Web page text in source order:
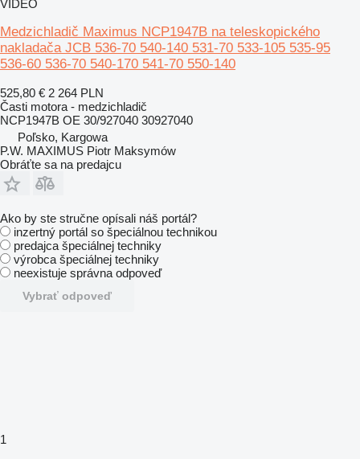
VIDEO
Medzichladič Maximus NCP1947B na teleskopického
nakladača JCB 536-70 540-140 531-70 533-105 535-95
536-60 536-70 540-170 541-70 550-140
525,80 € 2 264 PLN
Časti motora - medzichladič
NCP1947B OE 30/927040 30927040
Poľsko, Kargowa
P.W. MAXIMUS Piotr Maksymów
Obráťte sa na predajcu
Ako by ste stručne opísali náš portál?
inzertný portál so špeciálnou technikou
predajca špeciálnej techniky
výrobca špeciálnej techniky
neexistuje správna odpoveď
Vybrať odpoveď
1